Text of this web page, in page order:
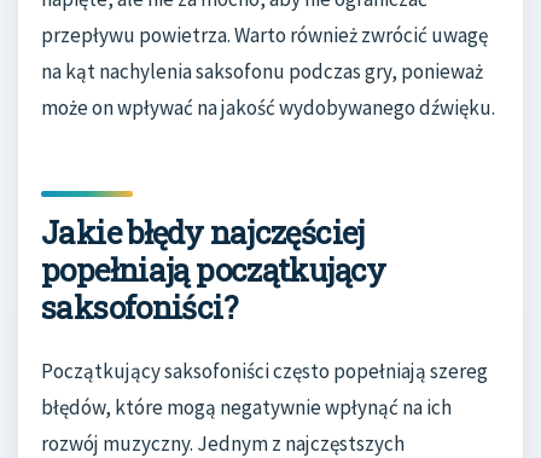
przepływu powietrza. Warto również zwrócić uwagę
na kąt nachylenia saksofonu podczas gry, ponieważ
może on wpływać na jakość wydobywanego dźwięku.
Jakie błędy najczęściej
popełniają początkujący
saksofoniści?
Początkujący saksofoniści często popełniają szereg
błędów, które mogą negatywnie wpłynąć na ich
rozwój muzyczny. Jednym z najczęstszych